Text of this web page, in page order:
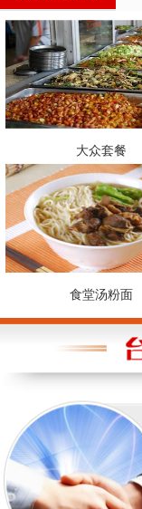
大众套餐
食堂汤粉面